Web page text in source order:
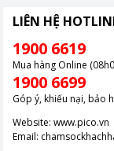
Công nghệ Dolby
Dolby Vision là
LIÊN HỆ
1900 6619
Mua hàng Online
1900 6699
Góp ý, khiếu nại, bảo
Website: www.pico.vn
Email: